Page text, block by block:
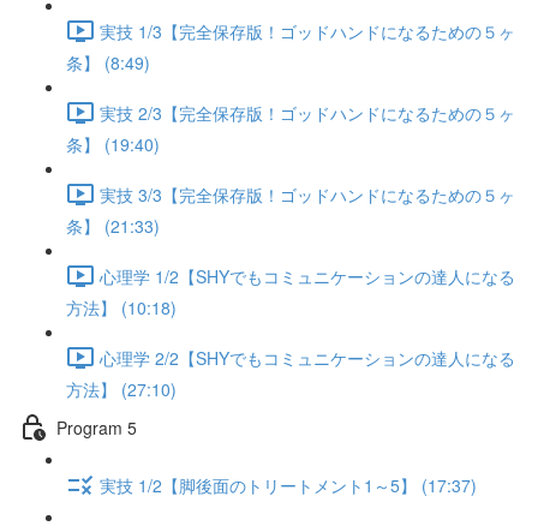
実技 1/3【完全保存版！ゴッドハンドになるための５ヶ
条】 (8:49)
実技 2/3【完全保存版！ゴッドハンドになるための５ヶ
条】 (19:40)
実技 3/3【完全保存版！ゴッドハンドになるための５ヶ
条】 (21:33)
心理学 1/2【SHYでもコミュニケーションの達人になる
方法】 (10:18)
心理学 2/2【SHYでもコミュニケーションの達人になる
方法】 (27:10)
Program 5
実技 1/2【脚後面のトリートメント1～5】 (17:37)